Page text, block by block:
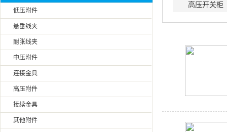
低压附件
悬垂线夹
耐张线夹
中压附件
连接金具
高压附件
接续金具
其他附件
高压开关柜